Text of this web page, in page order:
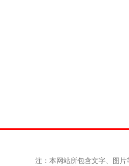
注：本网站所包含文字、图